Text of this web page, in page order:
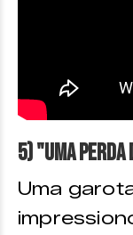
5) "Uma
Uma